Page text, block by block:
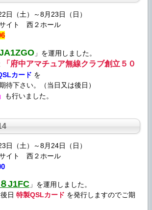
日（土）～8月23日（日）
イト 西２ホール
」を運用しました。
「府中アマチュア無線クラブ創立５０
カード を
待下さい。（当日又は後日）
も行いました。
日（土）～8月24日（日）
イト 西２ホール
８J1FC」を運用しました。
日 特製QSLカード を発行しますのでご期